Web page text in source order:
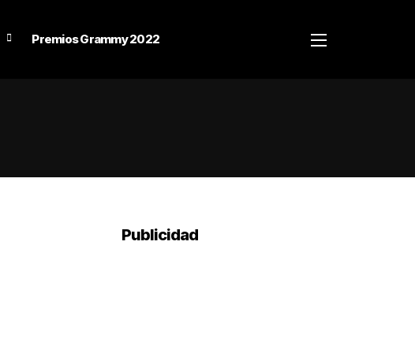
Premios Grammy 2022
Publicidad